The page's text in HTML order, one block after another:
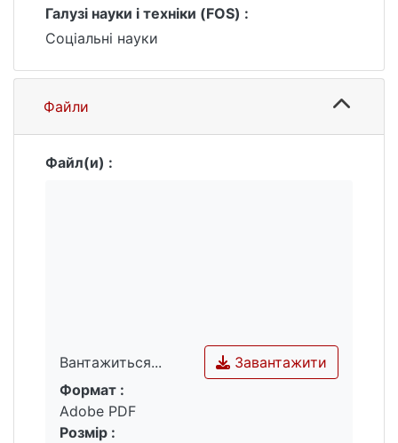
Галузі науки і техніки (FOS) :
Соціальні науки
Файли
Файл(и) :
Вантажиться...
Вантажиться...
Завантажити
Формат :
Adobe PDF
Розмір :